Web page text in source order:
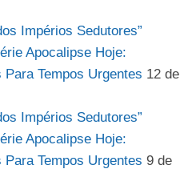
Impérios Sedutores”
Apocalipse Hoje:
Tempos Urgentes 12 de
Impérios Sedutores”
Apocalipse Hoje:
Tempos Urgentes 9 de